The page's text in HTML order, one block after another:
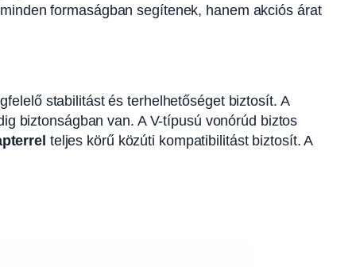
formaságban segítenek, hanem akciós árat
stabilitást és terhelhetőséget biztosít. A
biztonságban van. A V-típusú vonórúd biztos
teljes körű közúti kompatibilitást biztosít. A